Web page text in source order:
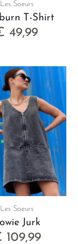
Les Soeurs
T-Shirt
49,99
Les Soeurs
Jurk
109,99